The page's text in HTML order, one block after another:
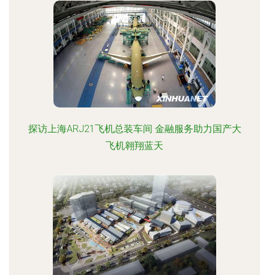
探访上海ARJ21飞机总装车间 金融服务助力国产大
飞机翱翔蓝天